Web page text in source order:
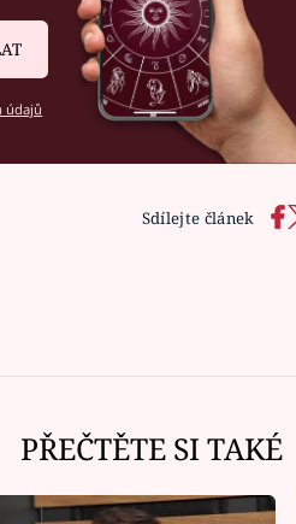
údajů
Sdílejte článek
PŘEČTĚTE SI TAKÉ